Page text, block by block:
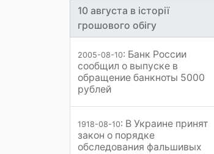
10 августа в історії
грошового обігу
2005-08-10: Банк России
сообщил о выпуске в
обращение банкноты 5000
рублей
1918-08-10: В Украине принят
закон о порядке
обследования фальшивых